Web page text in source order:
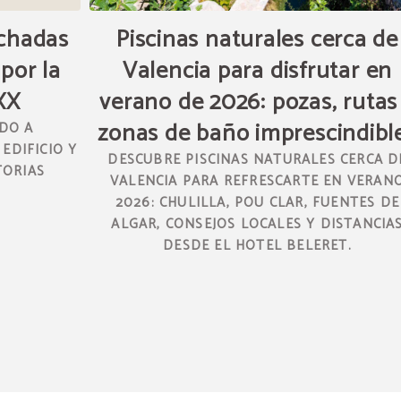
la
A
Y
Piscinas naturales cerca de
Valencia para disfrutar en
verano de 2026: pozas,
zonas de baño
DESCUBRE PISCINAS NATURALES CERCA
VALENCIA PARA REFRESCARTE EN
2026: CHULILLA, POU CLAR, FUENTES DE
ALGAR, CONSEJOS LOCALES Y
DESDE EL HOTEL BELERET.